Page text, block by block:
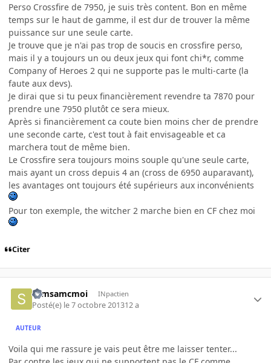
Perso Crossfire de 7950, je suis très content. Bon en même
temps sur le haut de gamme, il est dur de trouver la même
puissance sur une seule carte.
Je trouve que je n'ai pas trop de soucis en crossfire perso,
mais il y a toujours un ou deux jeux qui font chi*r, comme
Company of Heroes 2 qui ne supporte pas le multi-carte (la
faute aux devs).
Je dirai que si tu peux financièrement revendre ta 7870 pour
prendre une 7950 plutôt ce sera mieux.
Après si financièrement ca coute bien moins cher de prendre
une seconde carte, c'est tout à fait envisageable et ca
marchera tout de même bien.
Le Crossfire sera toujours moins souple qu'une seule carte,
mais ayant un cross depuis 4 an (cross de 6950 auparavant),
les avantages ont toujours été supérieurs aux inconvénients
Pour ton exemple, the witcher 2 marche bien en CF chez moi
Citer
samsamcmoi INpactien
Posté(e) le 7 octobre 201312 a
AUTEUR
Voila qui me rassure je vais peut être me laisser tenter...